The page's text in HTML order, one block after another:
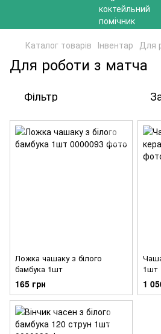
Каталог товарів Інвентар Для
Для роботи з матча
Фільтр
Ложка чашаку з білого
бамбука 1шт
165 грн
1шт
1